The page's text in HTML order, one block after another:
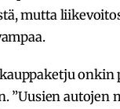
mutta
onkin
”Uusien autojen